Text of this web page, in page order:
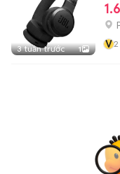
3 tuần trước 1
V2